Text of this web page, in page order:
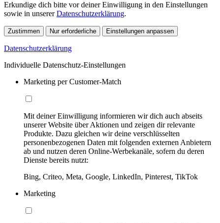
Erkundige dich bitte vor deiner Einwilligung in den Einstellungen
sowie in unsererDatenschutzerklärung.
Zustimmen Nur erforderliche Einstellungen anpassen
Datenschutzerklärung
Individuelle Datenschutz-Einstellungen
Marketing per Customer-Match
Mit deiner Einwilligung informieren wir dich auch abseits
unserer Website über Aktionen und zeigen dir relevante
Produkte. Dazu gleichen wir deine verschlüsselten
personenbezogenen Daten mit folgenden externen Anbietern
ab und nutzen deren Online-Werbekanäle, sofern du deren
Dienste bereits nutzt:
Bing, Criteo, Meta, Google, LinkedIn, Pinterest, TikTok
Marketing